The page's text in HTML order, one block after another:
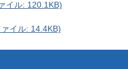
イル: 120.1KB)
イル: 14.4KB)